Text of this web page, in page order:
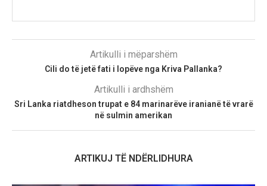
Artikulli i mëparshëm
Cili do të jetë fati i lopëve nga Kriva Pallanka?
Artikulli i ardhshëm
Sri Lanka riatdheson trupat e 84 marinarëve iranianë të vrarë
në sulmin amerikan
ARTIKUJ TË NDËRLIDHURA